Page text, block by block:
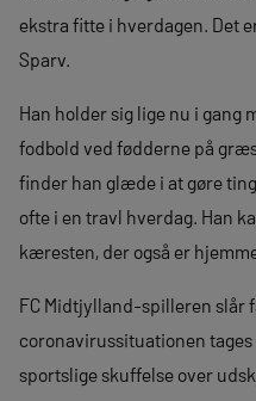
ekstra fitte i hverdagen. Det
Sparv.
Han holder sig lige nu i gang
fodbold ved fødderne på
finder han glæde i at gøre
ofte i en travl hverdag. Han
kæresten, der også er
FC Midtjylland-spilleren slår
coronavirussituationen
sportslige skuffelse over